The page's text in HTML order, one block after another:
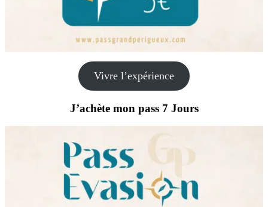
Vivre l’expérience
J’achète mon pass 7 Jours